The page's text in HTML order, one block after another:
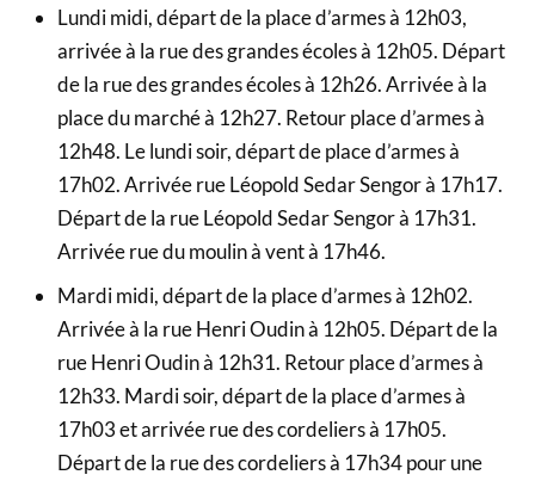
Lundi midi, départ de la place d’armes à 12h03,
arrivée à la rue des grandes écoles à 12h05. Départ
de la rue des grandes écoles à 12h26. Arrivée à la
place du marché à 12h27. Retour place d’armes à
12h48. Le lundi soir, départ de place d’armes à
17h02. Arrivée rue Léopold Sedar Sengor à 17h17.
Départ de la rue Léopold Sedar Sengor à 17h31.
Arrivée rue du moulin à vent à 17h46.
Mardi midi, départ de la place d’armes à 12h02.
Arrivée à la rue Henri Oudin à 12h05. Départ de la
rue Henri Oudin à 12h31. Retour place d’armes à
12h33. Mardi soir, départ de la place d’armes à
17h03 et arrivée rue des cordeliers à 17h05.
Départ de la rue des cordeliers à 17h34 pour une